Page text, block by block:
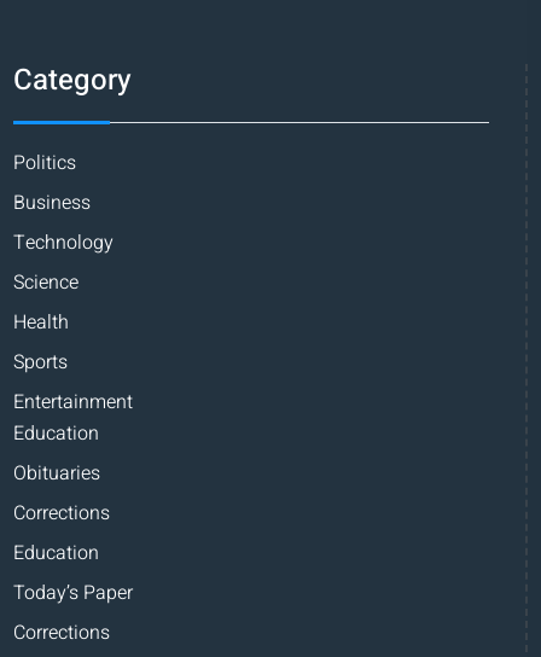
Category
Politics
Business
Technology
Science
Health
Sports
Entertainment
Education
Obituaries
Corrections
Education
Today’s Paper
Corrections